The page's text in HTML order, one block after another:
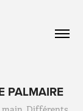
PALMAIRE